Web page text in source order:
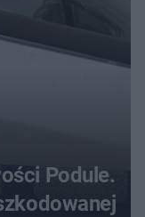
Podule.